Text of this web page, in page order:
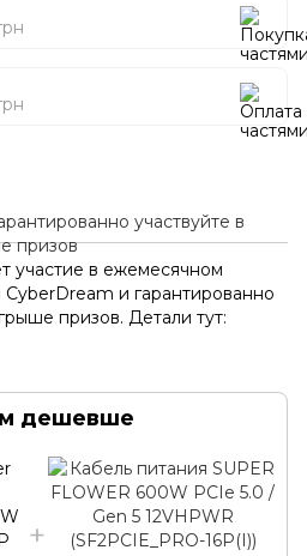
участие в ежемесячном
и гарантированно
призов. Детали тут:
дешевше